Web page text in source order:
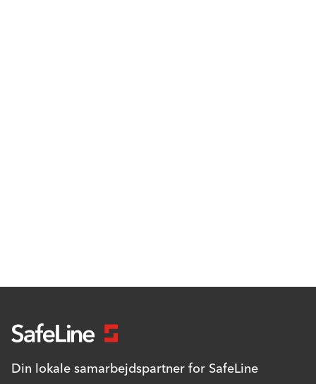
Din lokale samarbejdspartner for SafeLine